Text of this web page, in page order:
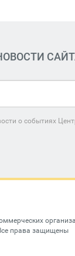
о событиях
права защищены